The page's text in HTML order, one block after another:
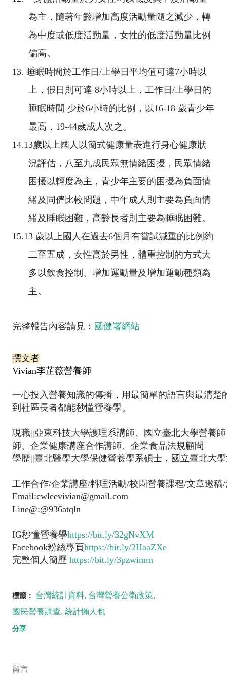
為主，隨著年齡增加高度活動量隨之減少，轉
為中度或低度活動量，女性的低度活動量比例
偏高。
13. 睡眠時間於工作日/ 上學日平均值可達7小時以
上，假日則可達 8小時以上，工作日/ 上學日的
睡眠時間 少於6小時的比例，以16-18 歲青少年
最高， 19-44歲成人次之。
14.13歲以上國人以簡式健康量表進行身心健康狀
況評估，八至九成民眾無情緒困擾，民眾情緒
困擾以輕度為主，青少年主要的困擾為負面情
緒及同儕比較問題，中年成人則主要為負面情
緒及睡眠困難，高齡長者則主要為睡眠困難。
15.13 歲以上國人在過去6個月有嘗試減重的比例約
二至五成，女性高於男性，體重控制的方式大
多以飲食控制、增加運動量及增加運動種類為
主。
完整報告內容請見： 國健署網站
撰文者
Vivian李芷薇營養師
一心投入營養知識的傳播，用最簡單的語言與最清楚
到社區長者都能秒懂營養學。
現職||亞東科技大學護理系講師、國立臺北大學營養
師、企業健康講座合作講師、企業食品法規顧問
學歷||臺北醫學大學保健營養學系碩士，國立臺北大
工作合作/企業講座/料理活動/校園營養課程/文章邀稿
Email:cwleevivian@gmail.com
Line@:@936atqln
IG秒懂營養學https://bit.ly/32gNvXM
Facebook粉絲專頁https://bit.ly/2HaaZXe
完整個人簡歷 https://bit.ly/3pzwimm
標籤： 台灣統計資料 台灣營養公衛政策
國民營養調查 統計懶人包
分享
留言